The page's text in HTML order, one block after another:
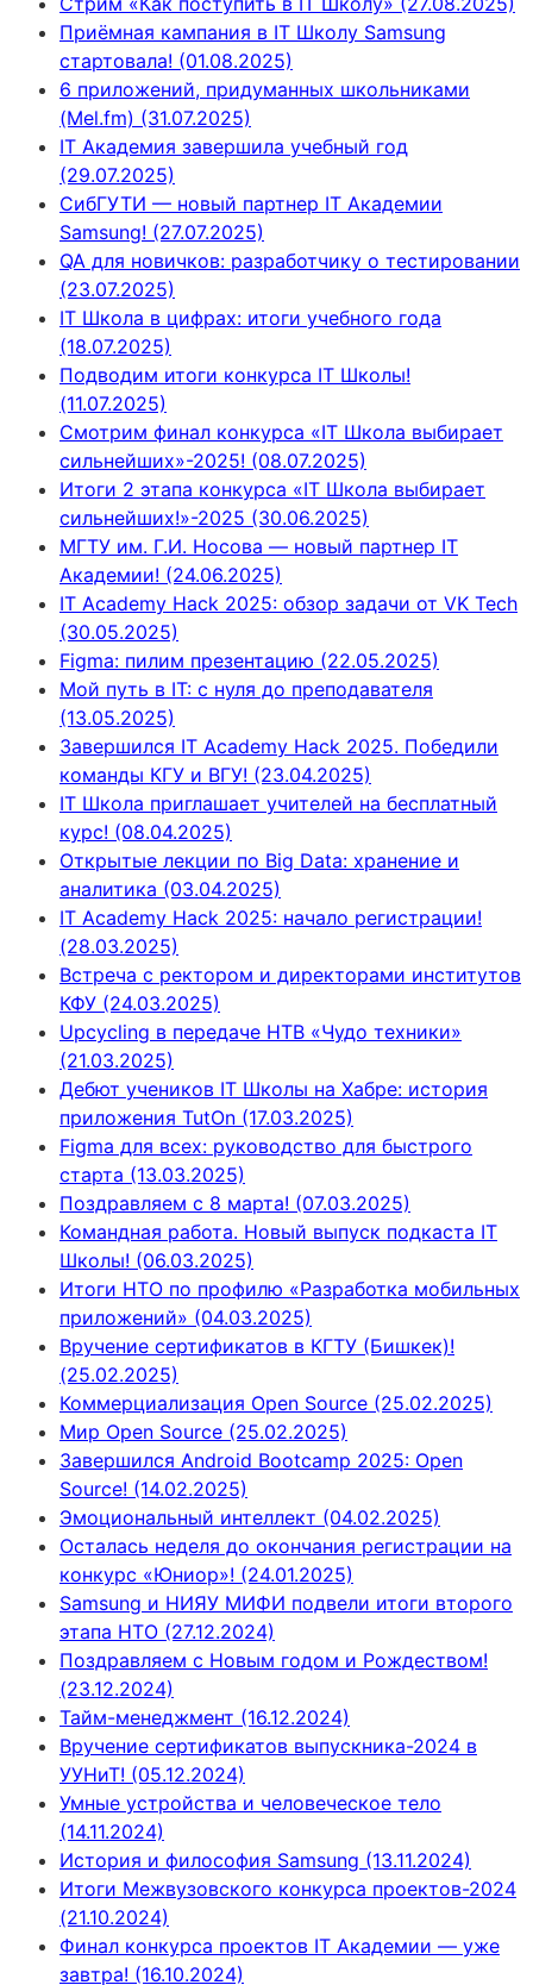
Приёмная кампания в IT Школу Samsung
стартовала! (01.08.2025)
6 приложений, придуманных школьниками
(Mel.fm) (31.07.2025)
IT Академия завершила учебный год
(29.07.2025)
СибГУТИ — новый партнер IT Академии
Samsung! (27.07.2025)
QA для новичков: разработчику о тестировании
(23.07.2025)
IT Школа в цифрах: итоги учебного года
(18.07.2025)
Подводим итоги конкурса IT Школы!
(11.07.2025)
Смотрим финал конкурса «IT Школа выбирает
сильнейших»-2025! (08.07.2025)
Итоги 2 этапа конкурса «IT Школа выбирает
сильнейших!»-2025 (30.06.2025)
МГТУ им. Г.И. Носова — новый партнер IT
Академии! (24.06.2025)
IT Academy Hack 2025: обзор задачи от VK Tech
(30.05.2025)
Figma: пилим презентацию (22.05.2025)
Мой путь в IT: с нуля до преподавателя
(13.05.2025)
Завершился IT Academy Hack 2025. Победили
команды КГУ и ВГУ! (23.04.2025)
IT Школа приглашает учителей на бесплатный
курс! (08.04.2025)
Открытые лекции по Big Data: хранение и
аналитика (03.04.2025)
IT Academy Hack 2025: начало регистрации!
(28.03.2025)
Встреча с ректором и директорами институтов
КФУ (24.03.2025)
Upcycling в передаче НТВ «Чудо техники»
(21.03.2025)
Дебют учеников IT Школы на Хабре: история
приложения TutOn (17.03.2025)
Figma для всех: руководство для быстрого
старта (13.03.2025)
Поздравляем с 8 марта! (07.03.2025)
Командная работа. Новый выпуск подкаста IT
Школы! (06.03.2025)
Итоги НТО по профилю «Разработка мобильных
приложений» (04.03.2025)
Вручение сертификатов в КГТУ (Бишкек)!
(25.02.2025)
Коммерциализация Open Source (25.02.2025)
Мир Open Source (25.02.2025)
Завершился Android Bootcamp 2025: Open
Source! (14.02.2025)
Эмоциональный интеллект (04.02.2025)
Осталась неделя до окончания регистрации на
конкурс «Юниор»! (24.01.2025)
Samsung и НИЯУ МИФИ подвели итоги второго
этапа НТО (27.12.2024)
Поздравляем с Новым годом и Рождеством!
(23.12.2024)
Тайм-менеджмент (16.12.2024)
Вручение сертификатов выпускника-2024 в
УУНиТ! (05.12.2024)
Умные устройства и человеческое тело
(14.11.2024)
История и философия Samsung (13.11.2024)
Итоги Межвузовского конкурса проектов-2024
(21.10.2024)
Финал конкурса проектов IT Академии — уже
завтра! (16.10.2024)